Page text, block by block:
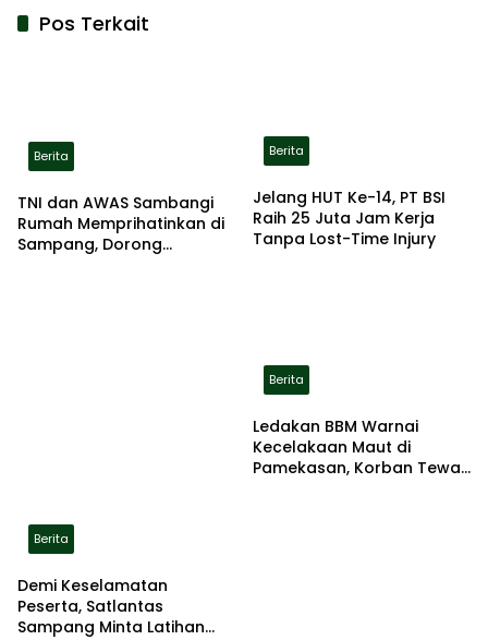
Pos Terkait
Berita
TNI dan AWAS Sambangi
Rumah Memprihatinkan di
Sampang, Dorong
Berita
Jelang HUT Ke-14, PT BSI
Raih 25 Juta Jam Kerja
Tanpa Lost-Time Injury
Berita
Demi Keselamatan
Peserta, Satlantas
Sampang Minta Latihan
Berita
Ledakan BBM Warnai
Kecelakaan Maut di
Pamekasan, Korban Tewas